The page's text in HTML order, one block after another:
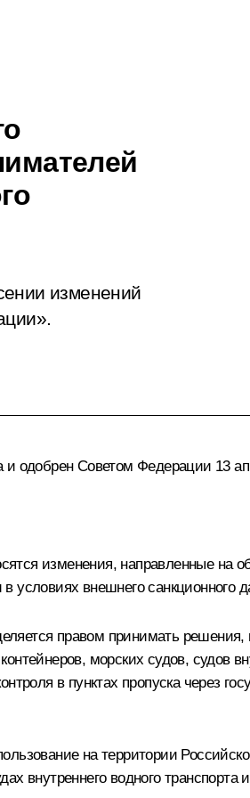
изменений
одобрен Советом Федерации 13
изменения, направленные на
условиях внешнего санкционного
правом принимать
морских судов, судов
в пунктах пропуска через
на территории
внутреннего водного